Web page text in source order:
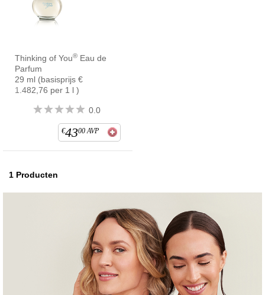
Thinking of You® Eau de
Parfum
29 ml (basisprijs €
1.482,76 per 1 l )
0.0
€4300 AVP
1 Producten